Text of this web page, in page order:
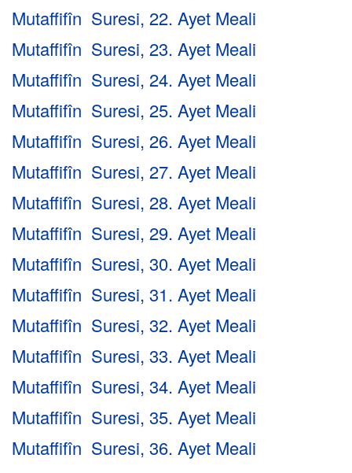
Mutaffifîn Suresi, 22. Ayet Meali
Mutaffifîn Suresi, 23. Ayet Meali
Mutaffifîn Suresi, 24. Ayet Meali
Mutaffifîn Suresi, 25. Ayet Meali
Mutaffifîn Suresi, 26. Ayet Meali
Mutaffifîn Suresi, 27. Ayet Meali
Mutaffifîn Suresi, 28. Ayet Meali
Mutaffifîn Suresi, 29. Ayet Meali
Mutaffifîn Suresi, 30. Ayet Meali
Mutaffifîn Suresi, 31. Ayet Meali
Mutaffifîn Suresi, 32. Ayet Meali
Mutaffifîn Suresi, 33. Ayet Meali
Mutaffifîn Suresi, 34. Ayet Meali
Mutaffifîn Suresi, 35. Ayet Meali
Mutaffifîn Suresi, 36. Ayet Meali